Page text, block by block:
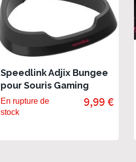
Speedlink Adjix Bungee
pour Souris Gaming
En rupture de
stock
9,99 €